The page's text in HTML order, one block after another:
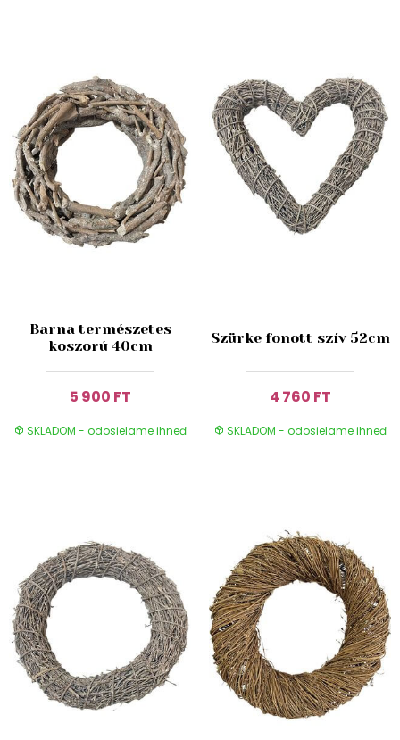
Barna természetes
koszorú 40cm
5 900 FT
SKLADOM - odosielame ihneď
Szürke fonott szív 52cm
4 760 FT
SKLADOM - odosielame ihneď